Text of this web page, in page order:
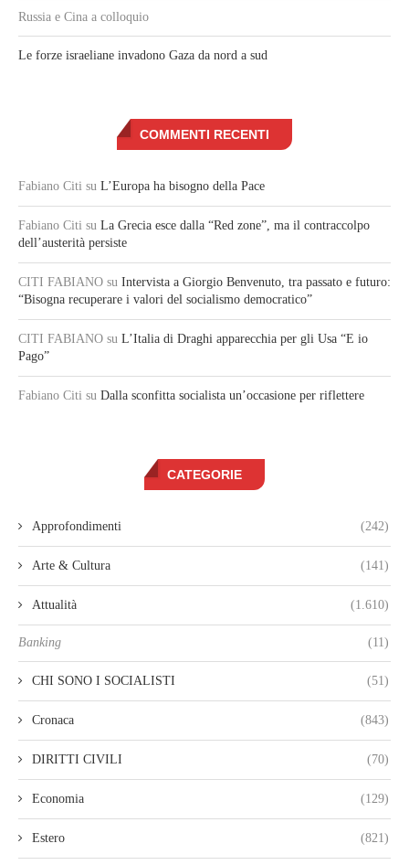
Russia e Cina a colloquio
Le forze israeliane invadono Gaza da nord a sud
COMMENTI RECENTI
Fabiano Citi su L’Europa ha bisogno della Pace
Fabiano Citi su La Grecia esce dalla “Red zone”, ma il contraccolpo
dell’austerità persiste
CITI FABIANO su Intervista a Giorgio Benvenuto, tra passato e futuro:
“Bisogna recuperare i valori del socialismo democratico”
CITI FABIANO su L’Italia di Draghi apparecchia per gli Usa “E io
Pago”
Fabiano Citi su Dalla sconfitta socialista un’occasione per riflettere
CATEGORIE
Approfondimenti (242)
Arte & Cultura (141)
Attualità (1.610)
Banking (11)
CHI SONO I SOCIALISTI (51)
Cronaca (843)
DIRITTI CIVILI (70)
Economia (129)
Estero (821)